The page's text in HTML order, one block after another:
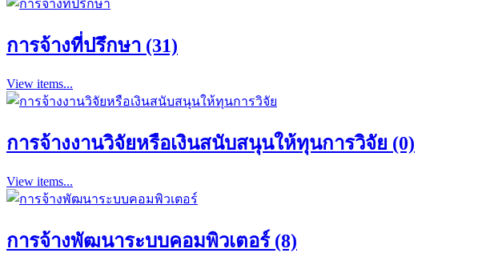
การจ้างที่ปรึกษา (31)
View items...
การจ้างงานวิจัยหรือเงินสนับสนุนให้ทุนการวิจัย (0)
View items...
การจ้างพัฒนาระบบคอมพิวเตอร์ (8)